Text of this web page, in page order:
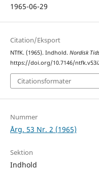
1965-06-29
Citation/Eksport
NTfK. (1965). Indhold. Nordisk
https://doi.org/10.7146/
Citationsformater
Nummer
Årg. 53 Nr. 2 (1965)
Sektion
Indhold